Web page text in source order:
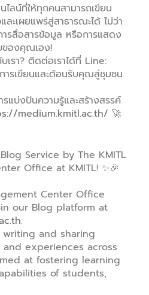
ลน์ที่ให้ทุกคนสามารถเขียน
ะเผยแพร่สู่สาธารณะได้ ไม่ว่า
รสื่อสารข้อมูล หรือการแสดง
ของคุณเอง!
เรา? ติดต่อเราได้ที่ Line:
ารเขียนและต้อนรับคุณสู่ชุมชน
แบ่งปันความรู้และสร้างสรรค์
medium.kmitl.ac.th/ 🚀
Service by The KMITL
Office at KMITL! ✨🎉
Center Office
our Blog platform at
.
and sharing
experiences across
at fostering learning
of students,